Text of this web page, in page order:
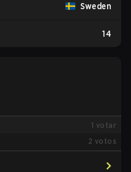
Sweden
14
1 votar
2 votos